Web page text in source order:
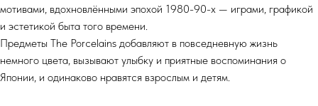
мотивами, вдохновлёнными эпохой 1980-90-х — играми, графикой
и эстетикой быта того времени.
Предметы The Porcelains добавляют в повседневную жизнь
немного цвета, вызывают улыбку и приятные воспоминания о
Японии, и одинаково нравятся взрослым и детям.